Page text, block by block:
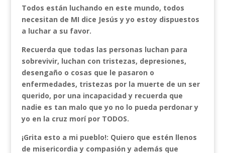
Todos están luchando en este mundo, todos
necesitan de MI dice Jesús y yo estoy dispuestos
a luchar a su favor.
Recuerda que todas las personas luchan para
sobrevivir, luchan con tristezas, depresiones,
desengaño o cosas que le pasaron o
enfermedades, tristezas por la muerte de un ser
querido, por una incapacidad y recuerda que
nadie es tan malo que yo no lo pueda perdonar y
yo en la cruz morí por TODOS.
¡Grita esto a mi pueblo!: Quiero que estén llenos
de misericordia y compasión y además que